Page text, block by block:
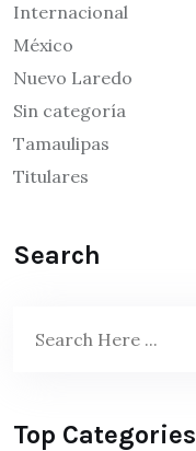
Internacional
México
Nuevo Laredo
Sin categoría
Tamaulipas
Titulares
Search
Top Categories